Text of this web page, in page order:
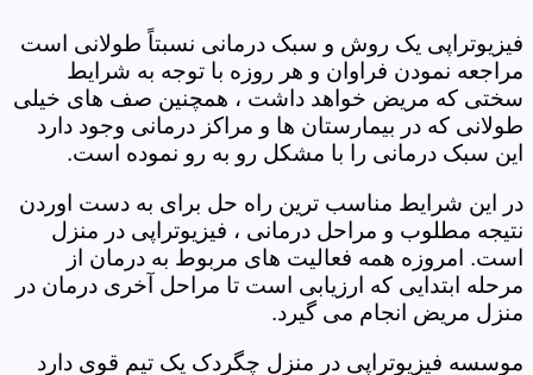
فیزیوتراپی یک روش و سبک درمانی نسبتاً طولانی است
مراجعه نمودن فراوان و هر روزه با توجه به شرایط
سختی که مریض خواهد داشت ، همچنین صف های خیلی
طولانی که در بیمارستان ها و مراکز درمانی وجود دارد
این سبک درمانی را با مشکل رو به رو نموده است.
در این شرایط مناسب ترین راه حل برای به دست اوردن
نتیجه مطلوب و مراحل درمانی ، فیزیوتراپی در منزل
است. امروزه همه فعالیت های مربوط به درمان از
مرحله ابتدایی که ارزیابی است تا مراحل آخری درمان در
منزل مریض انجام می گیرد.
موسسه فیزیوتراپی در منزل چگردک یک تیم قوی دارد